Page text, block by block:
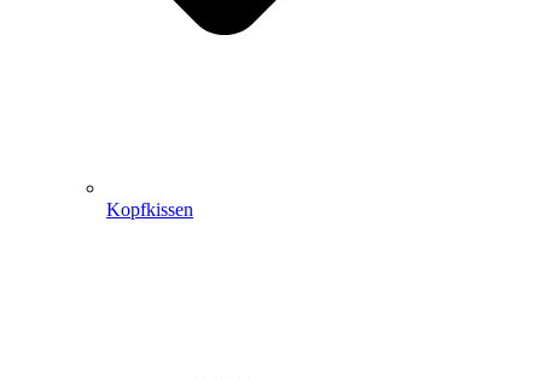
Kopfkissen